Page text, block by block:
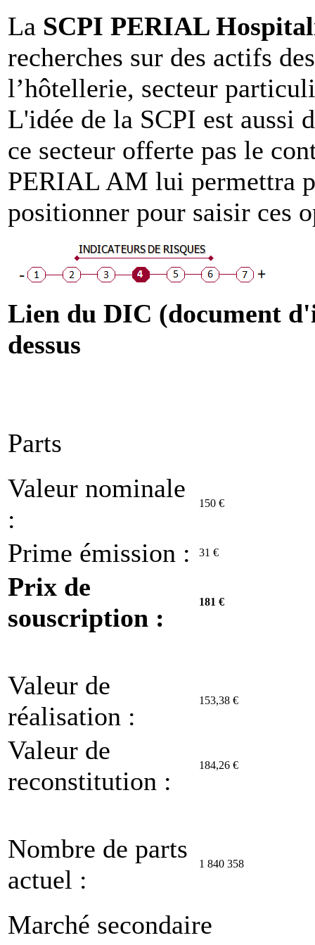
La SCPI PERIAL
recherches sur des actifs
l’hôtellerie, secteur
L'idée de la SCPI est aussi
ce secteur offerte pas le
PERIAL AM lui permettra
positionner pour saisir ces
Lien du DIC (document
dessus
Parts
Valeur nominale
:
150 €
Prime émission : 31 €
Prix de
souscription :
181 €
Valeur de
réalisation :
153,38 €
Valeur de
reconstitution :
184,26 €
Nombre de parts
actuel :
1 840 358
Marché secondaire